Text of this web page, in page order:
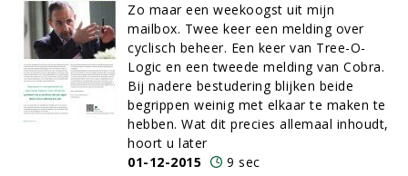
Zo maar een weekoogst uit mijn
mailbox. Twee keer een melding over
cyclisch beheer. Een keer van Tree-O-
Logic en een tweede melding van Cobra.
Bij nadere bestudering blijken beide
begrippen weinig met elkaar te maken te
hebben. Wat dit precies allemaal inhoudt,
hoort u later
01-12-2015
9 sec